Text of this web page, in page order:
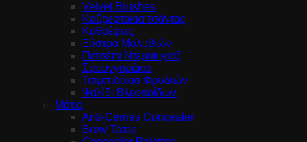
Velvet Brushes
Καθρεφτάκια τσάντας
Καθρέφτες
Ξύστρα Μολυβιών
Πετσέτα Ντεμακιγιάζ
Σφουγγαράκια
Τσιμπιδάκια Φρυδιών
Ψαλίδι Βλεφαρίδων
Μάτια
Anti-Cernes Concealer
Brow Tatoo